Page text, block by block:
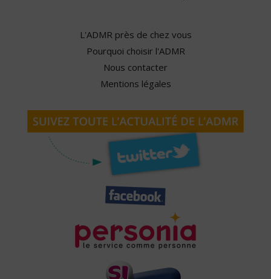
L'ADMR près de chez vous
Pourquoi choisir l'ADMR
Nous contacter
Mentions légales